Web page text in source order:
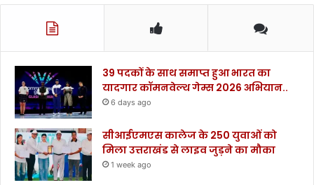
39 पदकों के साथ समाप्त हुआ भारत का
यादगार कॉमनवेल्थ गेम्स 2026 अभियान..
6 days ago
सीआईएमएस कालेज के 250 युवाओं को
मिला उत्तराखंड से लाइव जुड़ने का मौका
1 week ago